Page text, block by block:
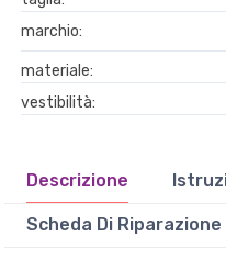
marchio:
materiale:
vestibilità:
Descrizione
Scheda Di Riparazione